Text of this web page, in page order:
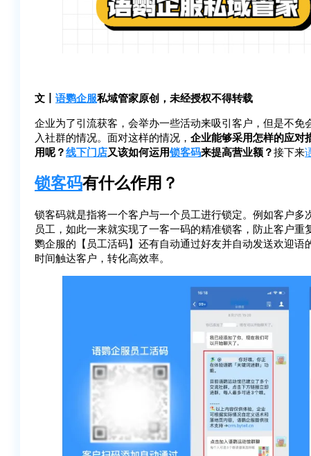
文丨 语鹦企服私域管家原创，未经授权不得转载
企业为了引流获客，会举办一些活动来吸引客户，但是不
入社群的情况。面对这样的情况， 企业能够采用怎样的应对
用呢？线下门店又该如何运用锁客码来提高营业额？接下来
锁客码有什么作用？
锁客码就是指将一个客户与一个员工进行锁定。例如客户多
员工，如此一来就实现了一客一码的精准锁客，防止客户
鹦企服的【员工活码】还有自动通过好友并自动发送欢迎
时间触达客户，转化高效率。